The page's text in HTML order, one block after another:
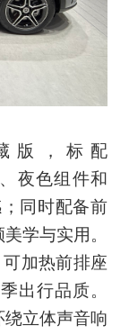
版，标配
夜色组件和
同时配备前
学与实用。
加热前排座
出行品质。
绕立体声音响